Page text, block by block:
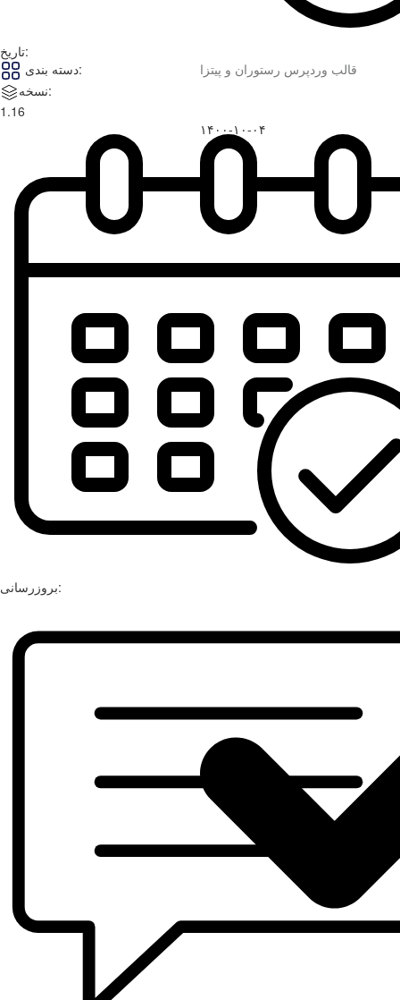
تاریخ:
دسته بندی:
قالب وردپرس رستوران و پیتزا
نسخه:
1.16
بروزرسانی:
۱۴۰۰-۱۰-۰۴